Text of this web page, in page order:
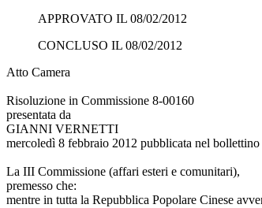
APPROVATO IL 08/02/2012
CONCLUSO IL 08/02/2012
Atto Camera
Risoluzione in Commissione 8-00160
presentata da
GIANNI VERNETTI
mercoledì 8 febbraio 2012 pubblicata nel
La III Commissione (affari esteri e comunitari),
premesso che:
mentre in tutta la Repubblica Popolare Cinese